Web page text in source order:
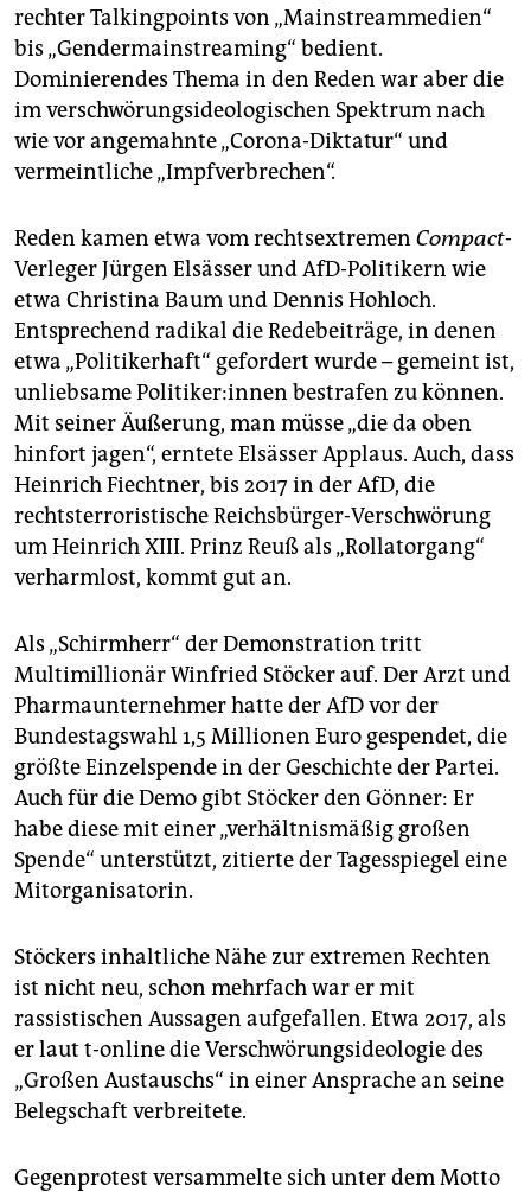
rechter Talkingpoints von „Mainstreammedien“
bis „Gendermainstreaming“ bedient.
Dominierendes Thema in den Reden war aber die
im verschwörungsideologischen Spektrum nach
wie vor angemahnte „Corona-Diktatur“ und
vermeintliche „Impfverbrechen“.
Reden kamen etwa vom rechtsextremen Compact-
Verleger Jürgen Elsässer und AfD-Politikern wie
etwa Christina Baum und Dennis Hohloch.
Entsprechend radikal die Redebeiträge, in denen
etwa „Politikerhaft“ gefordert wurde – gemeint ist,
unliebsame Po­li­ti­ke­r:in­nen bestrafen zu können.
Mit seiner Äußerung, man müsse „die da oben
hinfort jagen“, erntete Elsässer Applaus. Auch, dass
Heinrich Fiechtner, bis 2017 in der AfD, die
rechtsterroristische Reichsbürger-Verschwörung
um Heinrich XIII. Prinz Reuß als „Rollatorgang“
verharmlost, kommt gut an.
Als „Schirmherr“ der Demonstration tritt
Multimillionär Winfried Stöcker auf. Der Arzt und
Pharmaunternehmer hatte der AfD vor der
Bundestagswahl 1,5 Millionen Euro gespendet, die
größte Einzelspende in der Geschichte der Partei.
Auch für die Demo gibt Stöcker den Gönner: Er
habe diese mit einer „verhältnismäßig großen
Spende“ unterstützt, zitierte der Tagesspiegel eine
Mitorganisatorin.
Stöckers inhaltliche Nähe zur extremen Rechten
ist nicht neu, schon mehrfach war er mit
rassistischen Aussagen aufgefallen. Etwa 2017, als
er laut t-online die Verschwörungsideologie des
„Großen Austauschs“ in einer Ansprache an seine
Belegschaft verbreitete.
Gegenprotest versammelte sich unter dem Motto